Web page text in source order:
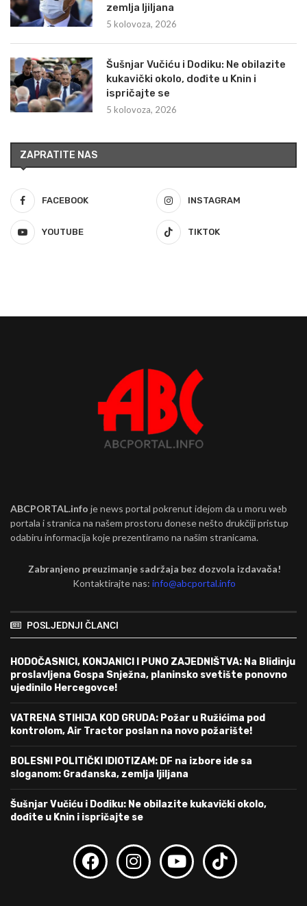
zemlja ljiljana
5 kolovoza, 2026
Šušnjar Vučiću i Dodiku: Ne obilazite
kukavički okolo, dođite u Knin i
ispričajte se
5 kolovoza, 2026
ZAPRATITE NAS
FACEBOOK INSTAGRAM
YOUTUBE TIKTOK
ABCPORTAL.info je news portal pokrenut idejom da u moru web
portala i stranica na našem prostoru donese nešto drukčiji pristup
odabiru informacija koje prezentiramo na našim stranicama.
Zabranjeno preuzimanje sadržaja bez dozvola izdavača!
Kontaktirajte nas:info@abcportal.info
POSLJEDNJI ČLANCI
HODOČASNICI, KONJANICI I PUNO ZAJEDNIŠTVA: Na Blidinju
proslavljena Gospa Snježna, planinsko svetište ponovno
ujedinilo Hercegovce!
VATRENA STIHIJA KOD GRUDA: Požar u Ružićima pod
kontrolom, Air Tractor poslan na novo požarište!
BOLESNI POLITIČKI IDIOTIZAM: DF na izbore ide sa
sloganom: Građanska, zemlja ljiljana
Šušnjar Vučiću i Dodiku: Ne obilazite kukavički okolo,
dođite u Knin i ispričajte se